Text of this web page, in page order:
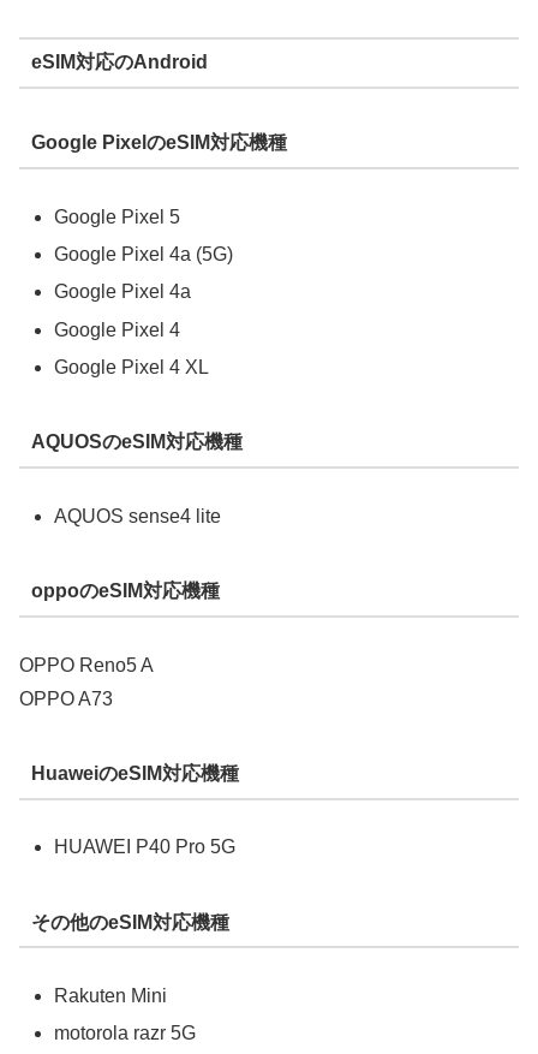
eSIM対応のAndroid
Google PixelのeSIM対応機種
Google Pixel 5
Google Pixel 4a (5G)
Google Pixel 4a
Google Pixel 4
Google Pixel 4 XL
AQUOSのeSIM対応機種
AQUOS sense4 lite
oppoのeSIM対応機種
OPPO Reno5 A
OPPO A73
HuaweiのeSIM対応機種
HUAWEI P40 Pro 5G
その他のeSIM対応機種
Rakuten Mini
motorola razr 5G